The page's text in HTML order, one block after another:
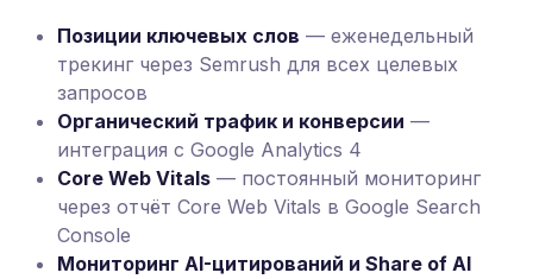
Позиции ключевых слов — еженедельный
трекинг через Semrush для всех целевых
запросов
Органический трафик и конверсии —
интеграция с Google Analytics 4
Core Web Vitals — постоянный мониторинг
через отчёт Core Web Vitals в Google Search
Console
Мониторинг AI-цитирований и Share of AI